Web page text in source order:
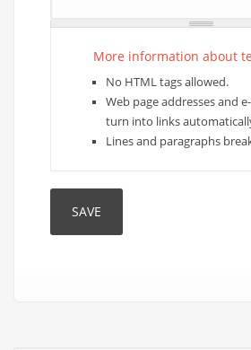
More information about
No HTML tags allowed.
Web page addresses and
turn into links
Lines and paragraphs